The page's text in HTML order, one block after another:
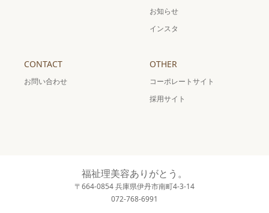
お知らせ
インスタ
CONTACT
お問い合わせ
OTHER
コーポレートサイト
採用サイト
福祉理美容ありがとう。
〒664-0854 兵庫県伊丹市南町4-3-14
072-768-6991